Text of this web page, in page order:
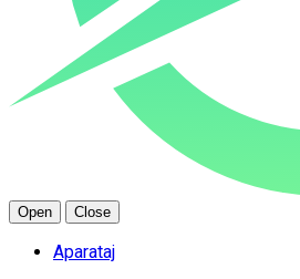
Open Close
Aparataj